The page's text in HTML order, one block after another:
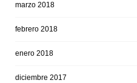
marzo 2018
febrero 2018
enero 2018
diciembre 2017